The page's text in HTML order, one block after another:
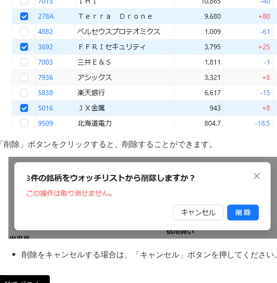
「削除」ボタンをクリックすると、削除することができます。
削除をキャンセルする場合は、「キャンセル」ボタンを押してください。